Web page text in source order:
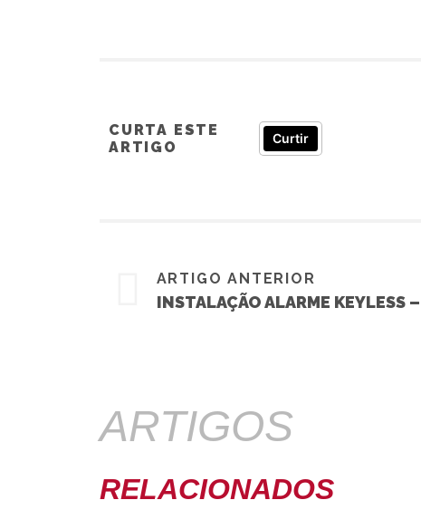
CURTA ESTE
ARTIGO
Curtir
ARTIGO ANTERIOR
INSTALAÇÃO ALARME KEYLESS
ARTIGOS
RELACIONADOS